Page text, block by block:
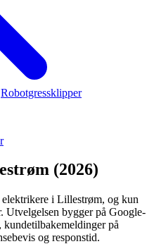
Robotgressklipper
(2026)
i Lillestrøm, og kun
Utvelgelsen bygger på Google-
kundetilbakemeldinger på
og responstid.